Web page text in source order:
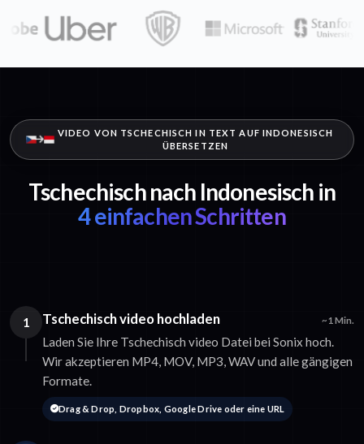
VIDEO VON TSCHECHISCH IN TEXT AUF INDONESISCH
ÜBERSETZEN
Tschechisch nach Indonesisch in
4 einfachen Schritten
1 Tschechisch video hochladen ~1 Min.
Laden Sie Ihre Tschechisch video Datei bei Sonix hoch.
Wir akzeptieren MP4, MOV, MP3, WAV und alle gängigen
Formate.
Drag & Drop, Dropbox, Google Drive oder eine URL